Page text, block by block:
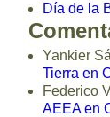
Día de la
Yankier
Tierra en
Federico
AEEA en